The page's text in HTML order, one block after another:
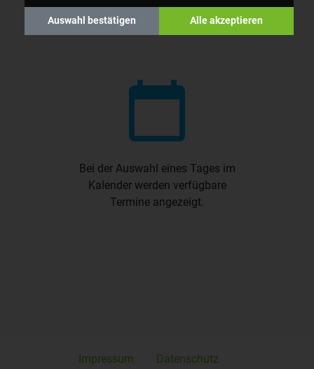
Auswahl bestätigen Alle akzeptieren
calendar_today
Bei der Auswahl eines Tages im
Kalender werden verfügbare
Termine angezeigt.
Impressum Datenschutz